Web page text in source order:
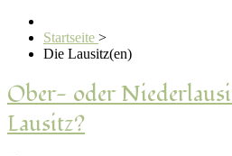
Startseite >
Die Lausitz(en)
Ober- oder
Lausitz?